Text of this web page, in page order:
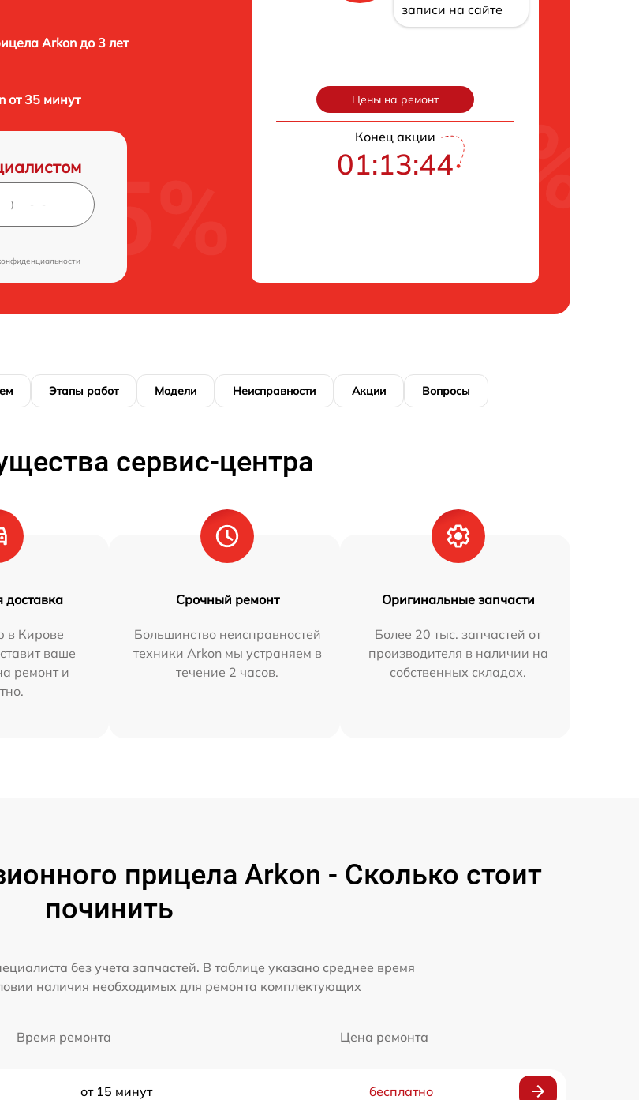
Arkon до 3 лет
от 35 минут
записи на сайте
Цены на ремонт
Конец акции
01:13:43
Этапы работ Модели Неисправности Акции Вопросы
сервис-центра
доставка
в Кирове
ваше
ремонт и
Срочный ремонт
Большинство неисправностей
техники Arkon мы устраняем в
течение 2 часов.
Оригинальные запчасти
Более 20 тыс. запчастей от
производителя в наличии на
собственных складах.
прицела Arkon - Сколько стоит
починить
без учета запчастей. В таблице указано среднее время
наличия необходимых для ремонта комплектующих
Время ремонта Цена ремонта
от 15 минут бесплатно